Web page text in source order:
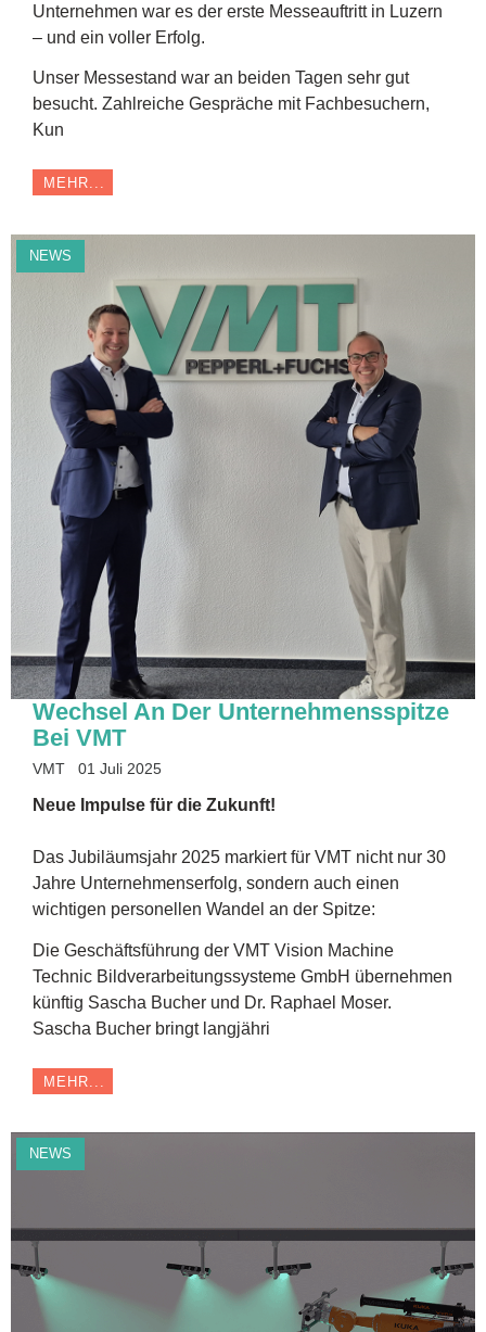
Unternehmen war es der erste Messeauftritt in Luzern
– und ein voller Erfolg.
Unser Messestand war an beiden Tagen sehr gut
besucht. Zahlreiche Gespräche mit Fachbesuchern,
Kun
MEHR...
NEWS
Wechsel An Der Unternehmensspitze
Bei VMT
VMT 01 Juli 2025
Neue Impulse für die Zukunft!
Das Jubiläumsjahr 2025 markiert für VMT nicht nur 30
Jahre Unternehmenserfolg, sondern auch einen
wichtigen personellen Wandel an der Spitze:
Die Geschäftsführung der VMT Vision Machine
Technic Bildverarbeitungssysteme GmbH übernehmen
künftig Sascha Bucher und Dr. Raphael Moser.
Sascha Bucher bringt langjähri
MEHR...
NEWS